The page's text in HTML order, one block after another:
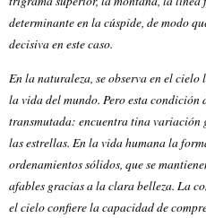
determinante en la cúspide, de modo
decisiva en este caso.
En la naturaleza, se observa en el
la vida del mundo. Pero esta condición
transmutada: encuentra tina variación
las estrellas. En la vida humana la
ordenamientos sólidos, que se
afables gracias a la clara belleza. La
el cielo confiere la capacidad de